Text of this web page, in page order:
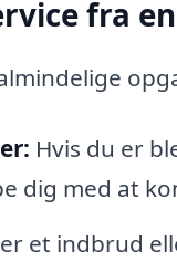
fra
Hvis du er
dig med at
et indbrud